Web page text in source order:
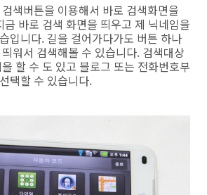
색버튼을 이용해서 바로 검색화면을
금 바로 검색 화면을 띄우고 제 닉네임을
입니다. 길을 걸어가다가도 버튼 하나
워서 검색해볼 수 있습니다. 검색대상
할 수 도 있고 블로그 또는 전화번호부
택할 수 있습니다.